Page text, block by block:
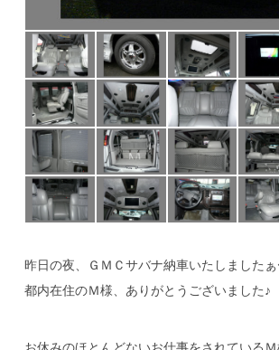
昨日の夜、ＧＭＣサバナ納車いたしましたぁ
都内在住のＭ様、ありがとうございました♪